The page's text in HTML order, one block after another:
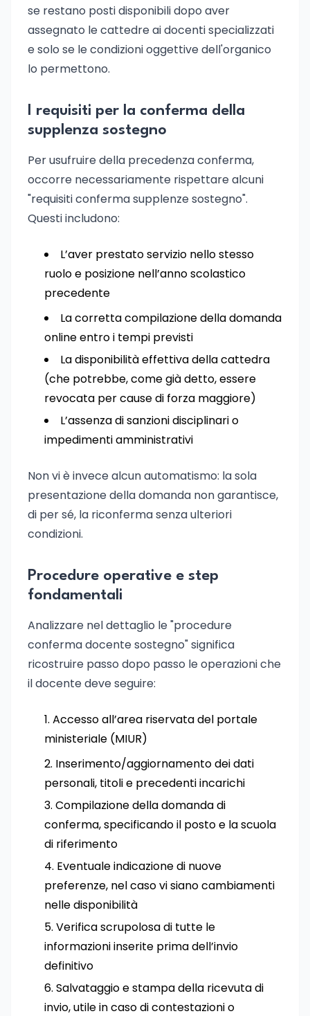
se restano posti disponibili dopo aver
assegnato le cattedre ai docenti specializzati
e solo se le condizioni oggettive dell'organico
lo permettono.
I requisiti per la conferma della
supplenza sostegno
Per usufruire della precedenza conferma,
occorre necessariamente rispettare alcuni
"requisiti conferma supplenze sostegno".
Questi includono:
L’aver prestato servizio nello stesso
ruolo e posizione nell’anno scolastico
precedente
La corretta compilazione della domanda
online entro i tempi previsti
La disponibilità effettiva della cattedra
(che potrebbe, come già detto, essere
revocata per cause di forza maggiore)
L’assenza di sanzioni disciplinari o
impedimenti amministrativi
Non vi è invece alcun automatismo: la sola
presentazione della domanda non garantisce,
di per sé, la riconferma senza ulteriori
condizioni.
Procedure operative e step
fondamentali
Analizzare nel dettaglio le "procedure
conferma docente sostegno" significa
ricostruire passo dopo passo le operazioni che
il docente deve seguire:
Accesso all’area riservata del portale
ministeriale (MIUR)
Inserimento/aggiornamento dei dati
personali, titoli e precedenti incarichi
Compilazione della domanda di
conferma, specificando il posto e la scuola
di riferimento
Eventuale indicazione di nuove
preferenze, nel caso vi siano cambiamenti
nelle disponibilità
Verifica scrupolosa di tutte le
informazioni inserite prima dell’invio
definitivo
Salvataggio e stampa della ricevuta di
invio, utile in caso di contestazioni o